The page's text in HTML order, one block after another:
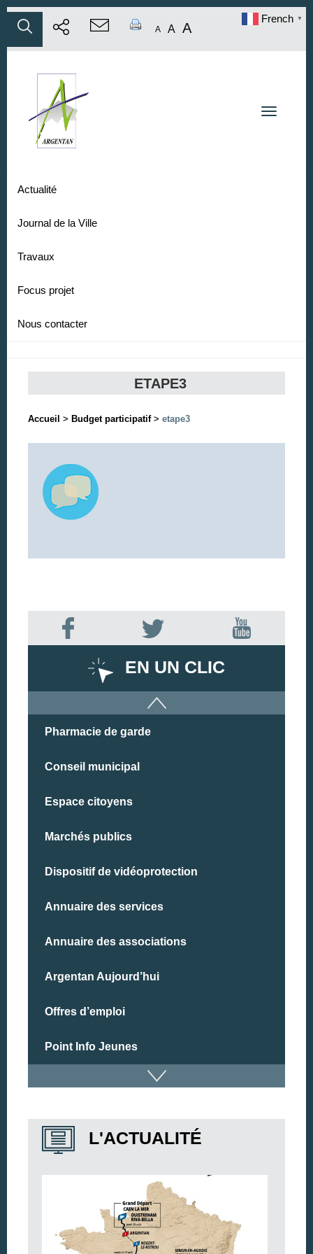
A A A
French ▼
Toggle
Actualité
Journal de la Ville
Travaux
Focus projet
Nous contacter
ETAPE3
Accueil > Budget participatif> etape3
EN UN CLIC
Pharmacie de garde
Conseil municipal
Espace citoyens
Marchés publics
Dispositif de vidéoprotection
Annuaire des services
Annuaire des associations
Argentan Aujourd’hui
Offres d’emploi
Point Info Jeunes
L'ACTUALITÉ